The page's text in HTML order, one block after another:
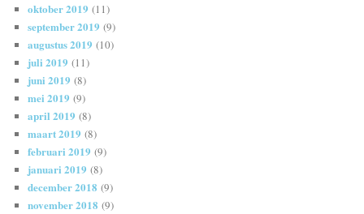
oktober 2019 (11)
september 2019 (9)
augustus 2019 (10)
juli 2019 (11)
juni 2019 (8)
mei 2019 (9)
april 2019 (8)
maart 2019 (8)
februari 2019 (9)
januari 2019 (8)
december 2018 (9)
november 2018 (9)